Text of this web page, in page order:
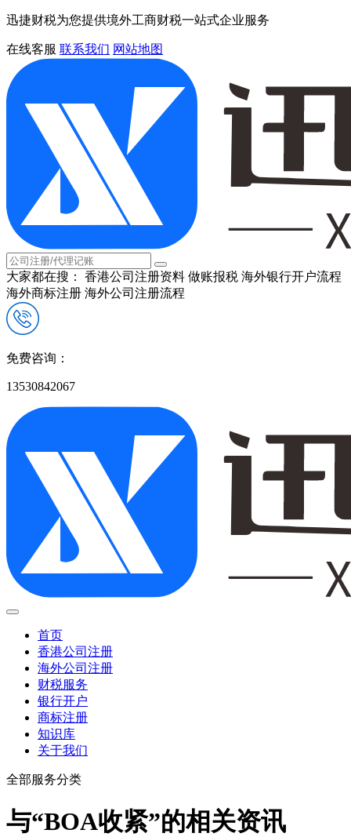
迅捷财税为您提供境外工商财税一站式企业服务
在线客服 联系我们 网站地图
大家都在搜： 香港公司注册资料 做账报税 海外银行开户流程
海外商标注册 海外公司注册流程
免费咨询：
13530842067
首页
香港公司注册
海外公司注册
财税服务
银行开户
商标注册
知识库
关于我们
全部服务分类
与“BOA收紧”的相关资讯